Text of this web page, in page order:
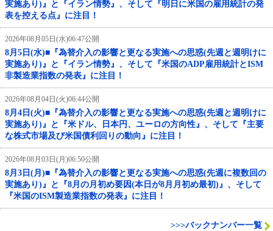
実施あり)』と『イラン情勢』、そして『明日に米国の雇用統計の発
表を控える点』に注目！
2026年08月05日(水)06:47公開
8月5日(水)■『為替介入の影響と更なる実施への思惑(先週と週明けに
実施あり)』と『イラン情勢』、そして『米国のADP雇用統計とISM
非製造業指数の発表』に注目！
2026年08月04日(火)06:44公開
8月4日(火)■『為替介入の影響と更なる実施への思惑(先週と週明けに
実施あり)』と『米ドル、日本円、ユーロの方向性』、そして『主要
な株式市場及び米国債利回りの動向』に注目！
2026年08月03日(月)06:50公開
8月3日(月)■『為替介入の影響と更なる実施への思惑(先週に複数回の
実施あり)』と『8月の月初め要因(本日が8月月初め最初)』、そして
『米国のISM製造業指数の発表』に注目！
>>>バックナンバー一覧